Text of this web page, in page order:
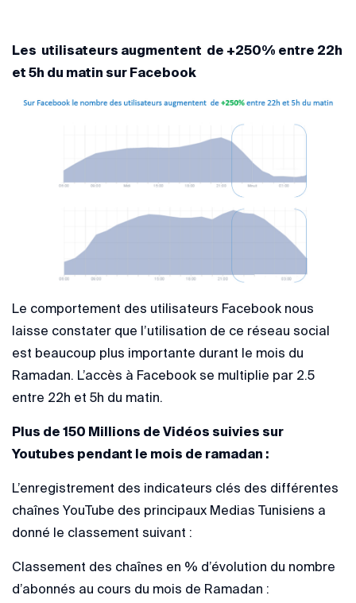
Les utilisateurs augmentent de +250% entre 22h
et 5h du matin sur Facebook
Le comportement des utilisateurs Facebook nous
laisse constater que l’utilisation de ce réseau social
est beaucoup plus importante durant le mois du
Ramadan. L’accès à Facebook se multiplie par 2.5
entre 22h et 5h du matin.
Plus de 150 Millions de Vidéos suivies sur
Youtubes pendant le mois de ramadan :
L’enregistrement des indicateurs clés des différentes
chaînes YouTube des principaux Medias Tunisiens a
donné le classement suivant :
Classement des chaînes en % d’évolution du nombre
d’abonnés au cours du mois de Ramadan :